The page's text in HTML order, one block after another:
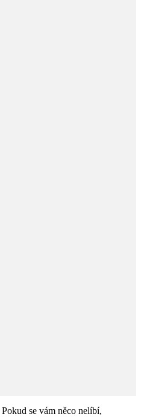
se vám něco nelíbí,